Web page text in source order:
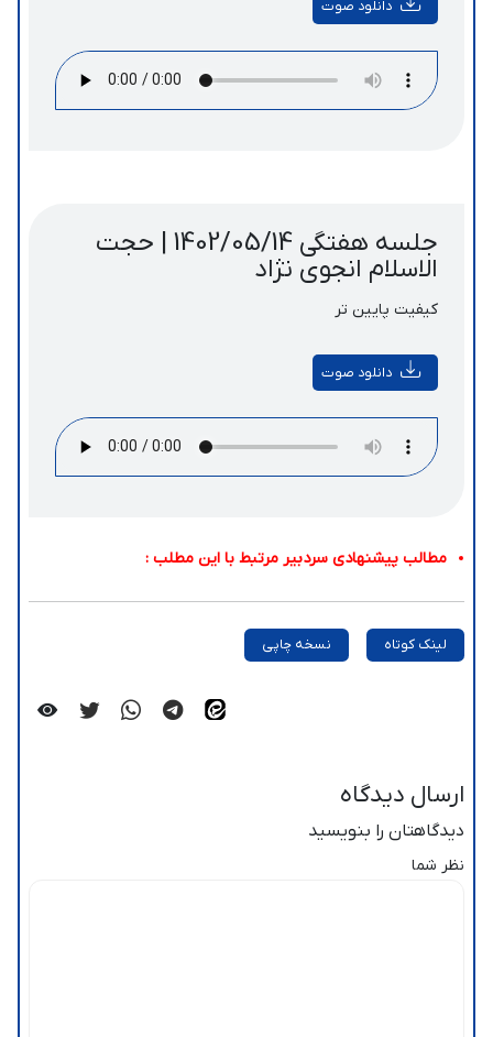
دانلود صوت
جلسه هفتگی 1402/05/14 | حجت
الاسلام انجوی نژاد
کیفیت پایین تر
دانلود صوت
مطالب پیشنهادی سردبیر مرتبط با این مطلب :
لینک کوتاه نسخه چاپی
ارسال دیدگاه
دیدگاهتان را بنویسید
نظر شما